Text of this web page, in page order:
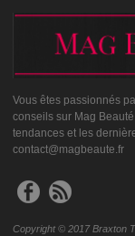
Vous êtes passionnés
conseils sur Mag
tendances et les
contact@magbeaute.fr
Copyright © 2017 Braxton